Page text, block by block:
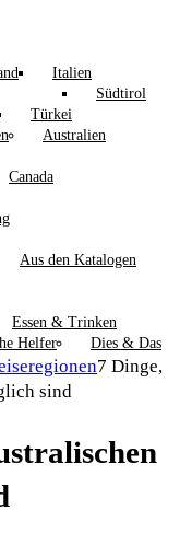
Italien
Südtirol
Türkei
Australien
Canada
Aus den Katalogen
Essen & Trinken
Helfer
Dies & Das
7 Dinge,
sind